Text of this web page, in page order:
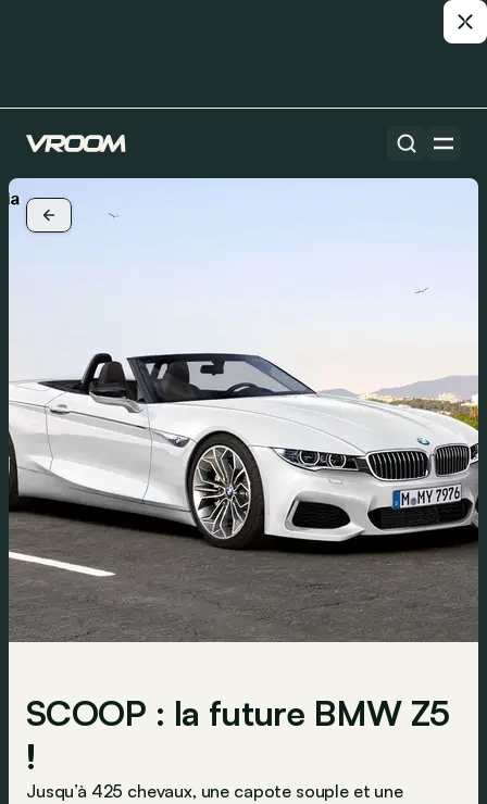
SCOOP : la future BMW Z5
!
Jusqu’à 425 chevaux, une capote souple et une